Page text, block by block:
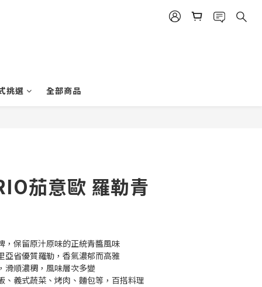
挑選 全部商品
茄意歐 羅勒青
保留原汁原味的正統青醬風味
省優質羅勒，香氣濃郁而高雅
順濃稠，風味層次多變
義式蔬菜、烤肉、麵包等，百搭料理